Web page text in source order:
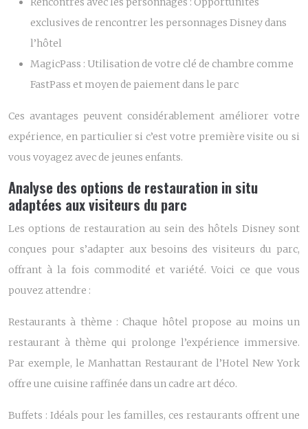
exclusives de rencontrer les personnages Disney dans
l’hôtel
MagicPass : Utilisation de votre clé de chambre comme
FastPass et moyen de paiement dans le parc
Ces avantages peuvent considérablement améliorer votre
expérience, en particulier si c’est votre première visite ou si
vous voyagez avec de jeunes enfants.
Analyse des options de restauration in situ
adaptées aux visiteurs du parc
Les options de restauration au sein des hôtels Disney sont
conçues pour s’adapter aux besoins des visiteurs du parc,
offrant à la fois commodité et variété. Voici ce que vous
pouvez attendre :
Restaurants à thème : Chaque hôtel propose au moins un
restaurant à thème qui prolonge l’expérience immersive.
Par exemple, le Manhattan Restaurant de l’Hotel New York
offre une cuisine raffinée dans un cadre art déco.
Buffets : Idéals pour les familles, ces restaurants offrent une